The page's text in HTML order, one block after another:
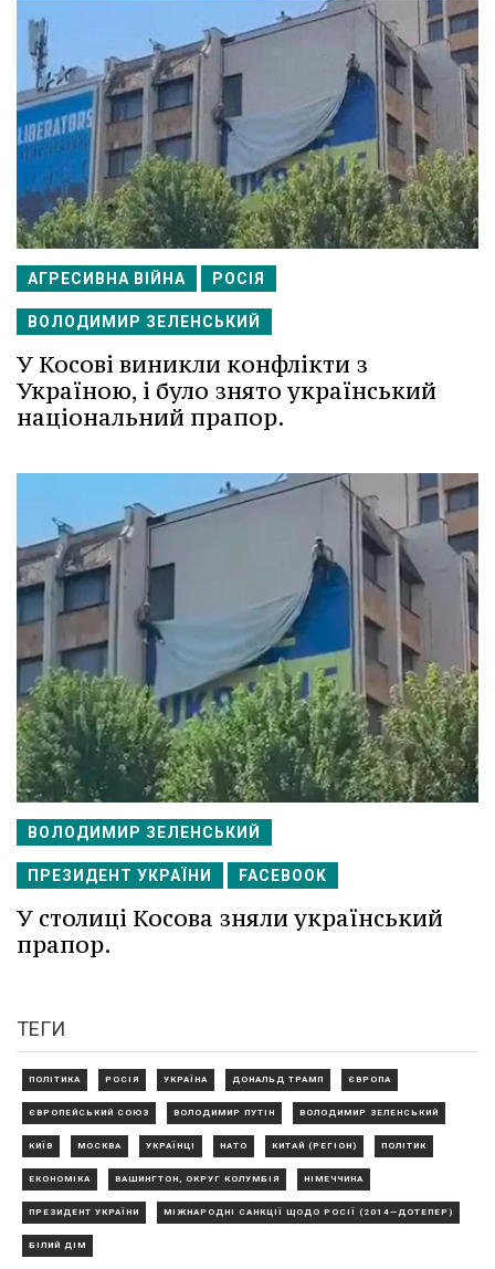
АГРЕСИВНА ВІЙНА РОСІЯ
ВОЛОДИМИР ЗЕЛЕНСЬКИЙ
У Косові виникли конфлікти з
Україною, і було знято український
національний прапор.
ВОЛОДИМИР ЗЕЛЕНСЬКИЙ
ПРЕЗИДЕНТ УКРАЇНИ FACEBOOK
У столиці Косова зняли український
прапор.
ТЕГИ
ПОЛІТИКА РОСІЯ УКРАЇНА ДОНАЛЬД ТРАМП ЄВРОПА
ЄВРОПЕЙСЬКИЙ СОЮЗ ВОЛОДИМИР ПУТІН ВОЛОДИМИР ЗЕЛЕНСЬКИЙ
КИЇВ МОСКВА УКРАЇНЦІ НАТО КИТАЙ (РЕГІОН) ПОЛІТИК
ЕКОНОМІКА ВАШИНГТОН, ОКРУГ КОЛУМБІЯ НІМЕЧЧИНА
ПРЕЗИДЕНТ УКРАЇНИ МІЖНАРОДНІ САНКЦІЇ ЩОДО РОСІЇ (2014—ДОТЕПЕР)
БІЛИЙ ДІМ